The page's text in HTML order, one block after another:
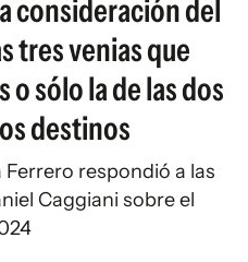
consideración del
tres venias que
sólo la de las dos
destinos
respondió a las
Caggiani sobre el